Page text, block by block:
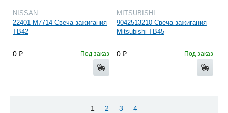
NISSAN
22401-M7714 Свеча зажигания
TB42
0 Под заказ
MITSUBISHI
9042513210 Свеча зажигания
Mitsubishi TB45
0 Под заказ
1 2 3 4